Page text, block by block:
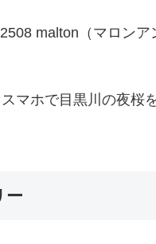
malton（マロンア
スマホで目黒川の夜桜
ー